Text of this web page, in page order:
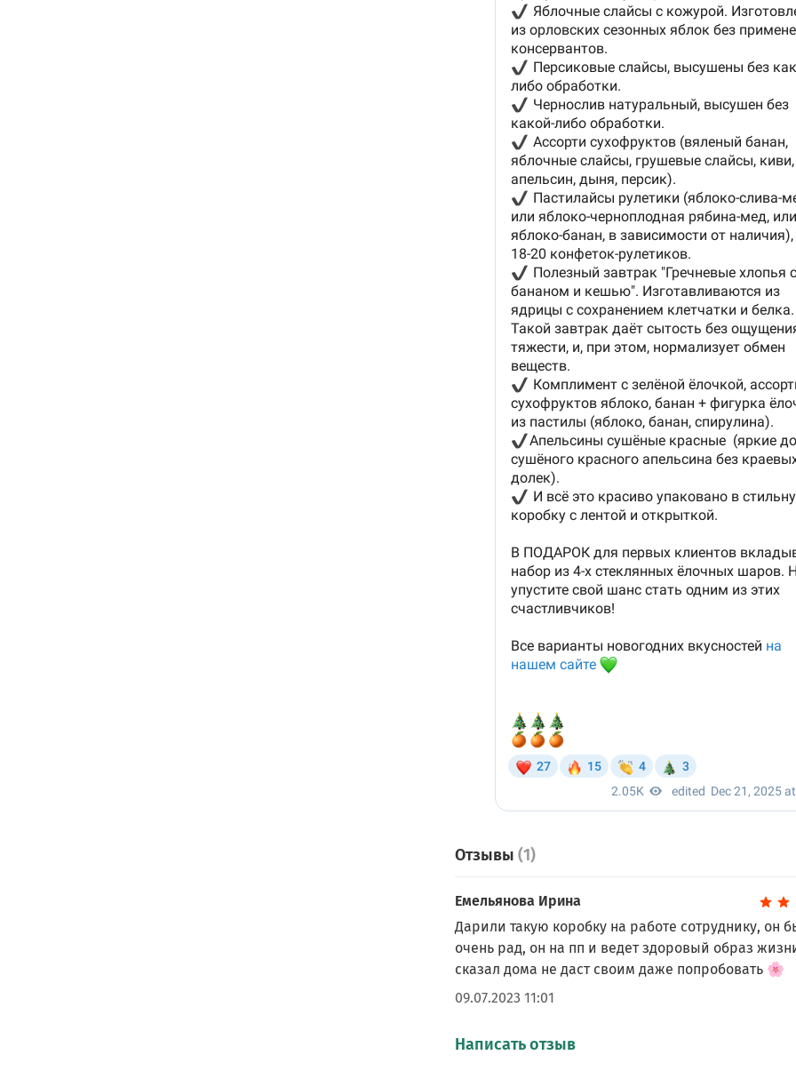
Отзывы(1)
Емельянова Ирина
Дарили такую коробку на работе сотруднику, он
очень рад, он на пп и ведет здоровый образ
сказал дома не даст своим даже попробовать 🌸
09.07.2023 11:01
Написать отзыв